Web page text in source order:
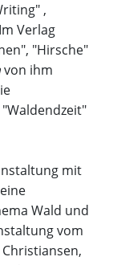
,
Verlag
"Hirsche"
von ihm
mit
Wald und
vom